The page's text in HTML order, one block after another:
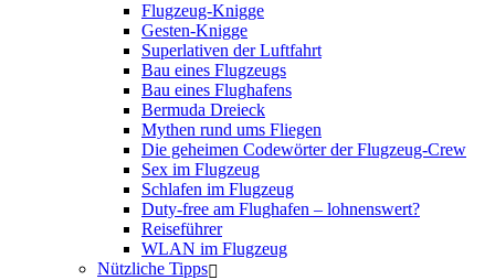
Flugzeug-Knigge
Gesten-Knigge
Superlativen der Luftfahrt
Bau eines Flugzeugs
Bau eines Flughafens
Bermuda Dreieck
Mythen rund ums Fliegen
Die geheimen Codewörter der Flugzeug-Crew
Sex im Flugzeug
Schlafen im Flugzeug
Duty-free am Flughafen – lohnenswert?
Reiseführer
WLAN im Flugzeug
Nützliche Tipps